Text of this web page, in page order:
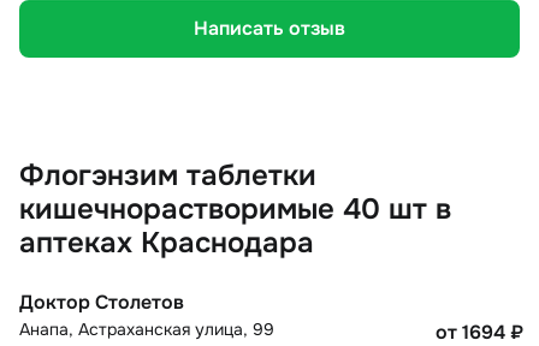
Написать отзыв
Флогэнзим таблетки
кишечнорастворимые 40 шт в
аптеках Краснодара
Доктор Столетов
Анапа, Астраханская улица, 99 от 1694₽